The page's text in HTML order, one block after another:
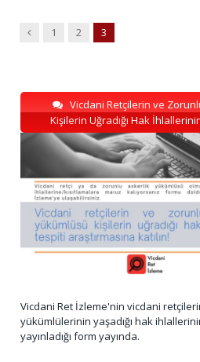
Previous
1 2 3
Vicdani Retçilerin ve
Kişilerin Uğradığı Hak
Vicdani Ret İzleme'nin vicdani
yükümlülerinin yaşadığı hak
yayınladığı form yayında.